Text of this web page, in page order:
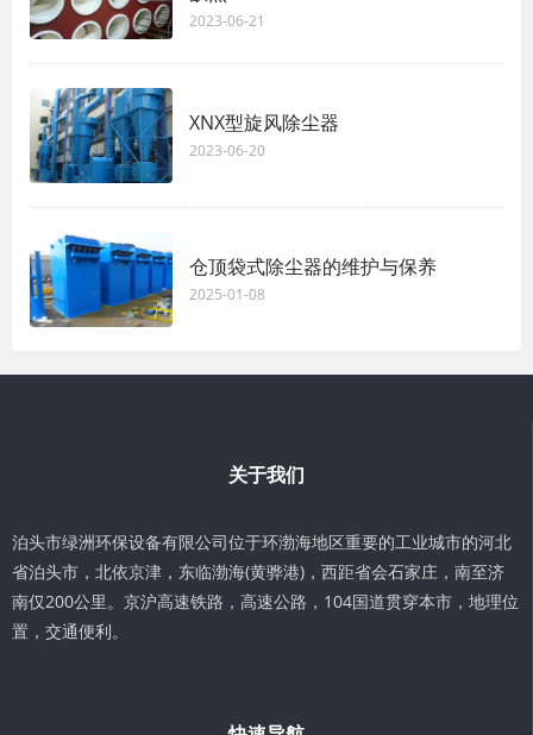
2023-06-21
XNX型旋风除尘器
2023-06-20
仓顶袋式除尘器的维护与保养
2025-01-08
关于我们
泊头市绿洲环保设备有限公司位于环渤海地区重要的工业城市的河北
省泊头市，北依京津，东临渤海(黄骅港)，西距省会石家庄，南至济
南仅200公里。京沪高速铁路，高速公路，104国道贯穿本市，地理位
置，交通便利。